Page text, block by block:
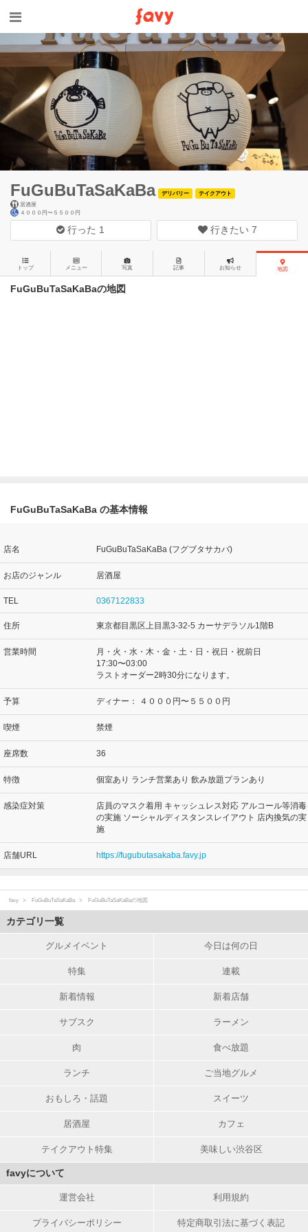
FuGuBuTaSaKaBa デリバリー
テイクアウト
居酒屋
４０００円〜５５００円
行った 1 行きたい 7
トップ メニュー 写真 記事 お知らせ 地図
FuGuBuTaSaKaBaの地図
FuGuBuTaSaKaBa の基本情報
店名 FuGuBuTaSaKaBa (フグブタサカバ)
お店のジャンル 居酒屋
TEL 0367122833
住所 東京都目黒区上目黒3-32-5 カーサデラソル1階B
営業時間
月・火・水・木・金・土・日・祝日・祝前日
17:30〜03:00
ラストオーダー2時30分になります。
予算 ディナー： ４０００円〜５５００円
喫煙 禁煙
座席数 36
特徴 個室あり ランチ営業あり 飲み放題プランあり
感染症対策
店員のマスク着用 キャッシュレス対応 アルコール等消毒
の実施 ソーシャルディスタンスレイアウト 店内換気の実
施
店舗URL https://fugubutasakaba.favy.jp
favy FuGuBuTaSaKaBa FuGuBuTaSaKaBaの地図
カテゴリ一覧
グルメイベント 今日は何の日
特集 連載
新着情報 新着店舗
サブスク ラーメン
肉 食べ放題
ランチ ご当地グルメ
おもしろ・話題 スイーツ
居酒屋 カフェ
テイクアウト特集 美味しい渋谷区
favyについて
運営会社 利用規約
プライバシーポリシー 特定商取引法に基づく表記